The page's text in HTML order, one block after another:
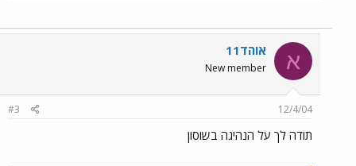
א אוהד11
New member
12/4/04
#3
תודה לך על הנהיגה בשוסון